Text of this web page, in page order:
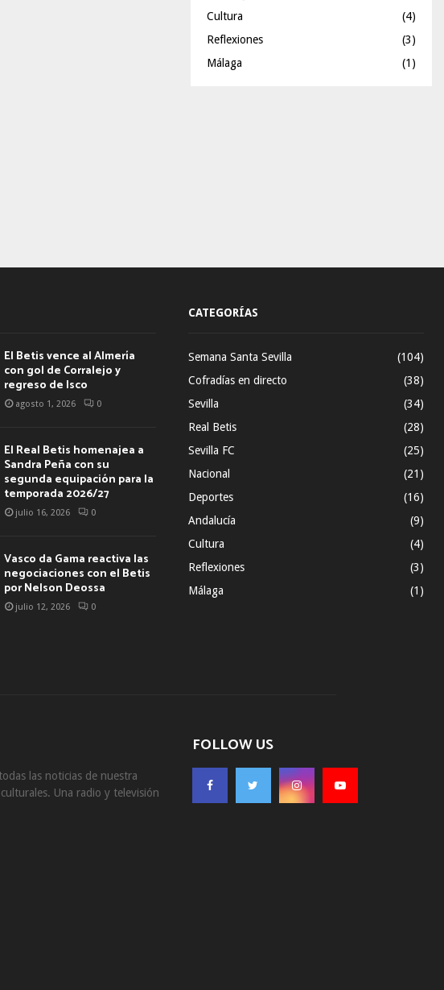
Cultura
(4)
Reflexiones
(3)
Málaga
(1)
El Betis vence al Almería
con gol de Corralejo y
regreso de Isco
agosto 1, 2026 0
El Real Betis homenajea a
Sandra Peña con su
segunda equipación para la
temporada 2026/27
julio 16, 2026 0
Vasco da Gama reactiva las
negociaciones con el Betis
por Nelson Deossa
julio 12, 2026 0
CATEGORÍAS
Semana Santa Sevilla
(104)
Cofradías en directo
(38)
Sevilla
(34)
Real Betis
(28)
Sevilla FC
(25)
Nacional
(21)
Deportes
(16)
Andalucía
(9)
Cultura
(4)
Reflexiones
(3)
Málaga
(1)
las noticias de nuestra
Una radio y televisión
FOLLOW US